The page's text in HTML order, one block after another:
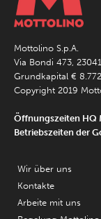
Mottolino S.p.A.
Via Bondi 473,
Grundkapital €
Copyright 2019
Öffnungszeiten HQ
Betriebszeiten der
Wir über uns
Kontakte
Arbeite mit uns